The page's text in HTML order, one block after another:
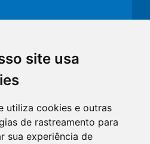
site usa
utiliza cookies e outras
de rastreamento para
sua experiência de